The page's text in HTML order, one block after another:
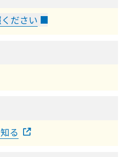
ださい
る